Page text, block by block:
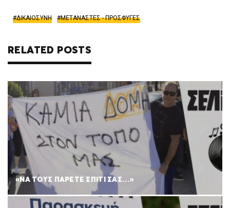
ΔΙΚΑΙΟΣΥΝΗ ΜΕΤΑΝΑΣΤΕΣ - ΠΡΟΣΦΥΓΕΣ
RELATED POSTS
«ΝΑ ΤΟΥΣ ΠΑΡΕΤΕ ΣΠΙΤΙ ΣΑΣ…»